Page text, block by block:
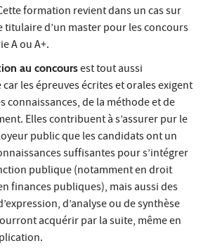
formation revient dans un cas sur
titulaire d’un master pour les concours
A ou A+.
au concoursest tout aussi
car les épreuves écrites et orales exigent
connaissances, de la méthode et de
Elles contribuent à s’assurer pur le
public que les candidats ont un
suffisantes pour s’intégrer
publique (notamment en droit
finances publiques), mais aussi des
d’analyse ou de synthèse
acquérir par la suite, même en